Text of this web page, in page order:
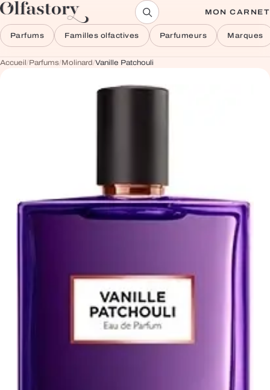
Aller au contenu MON CARNET
Parfums Familles olfactives Parfumeurs Marques
Accueil/Parfums/Molinard/Vanille Patchouli